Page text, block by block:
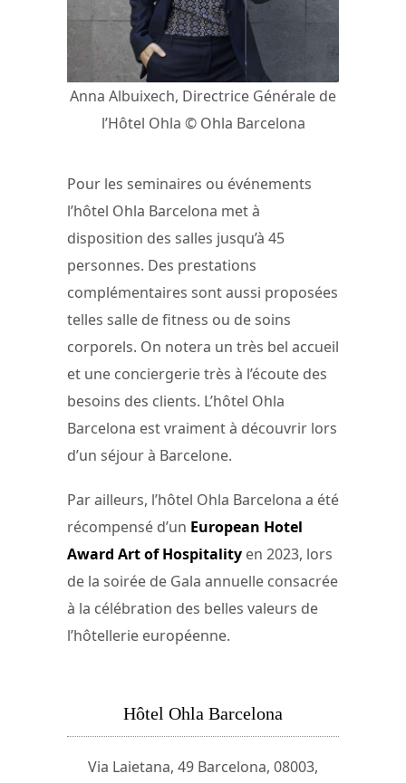
Anna Albuixech, Directrice Générale de
l’Hôtel Ohla © Ohla Barcelona
Pour les seminaires ou événements
l’hôtel Ohla Barcelona met à
disposition des salles jusqu’à 45
personnes. Des prestations
complémentaires sont aussi proposées
telles salle de fitness ou de soins
corporels. On notera un très bel accueil
et une conciergerie très à l’écoute des
besoins des clients. L’hôtel Ohla
Barcelona est vraiment à découvrir lors
d’un séjour à Barcelone.
Par ailleurs, l’hôtel Ohla Barcelona a été
récompensé d’un European Hotel
Award Art of Hospitality en 2023, lors
de la soirée de Gala annuelle consacrée
à la célébration des belles valeurs de
l’hôtellerie européenne.
Hôtel Ohla Barcelona
Via Laietana, 49 Barcelona, 08003,